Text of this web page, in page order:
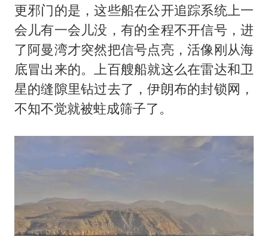
更邪门的是，这些船在公开追踪系统上一
会儿有一会儿没，有的全程不开信号，进
了阿曼湾才突然把信号点亮，活像刚从海
底冒出来的。上百艘船就这么在雷达和卫
星的缝隙里钻过去了，伊朗布的封锁网，
不知不觉就被蛀成筛子了。